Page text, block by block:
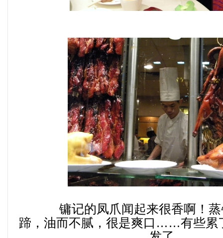
镛记的凤爪闻起来很香啊！
蹄，油而不腻，很是爽口……有些累